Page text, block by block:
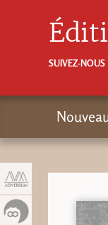
SUIVEZ-NOUS